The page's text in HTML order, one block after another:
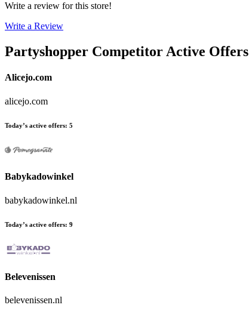
Write a review for this store!
Write a Review
Partyshopper Competitor Active Offers
Alicejo.com
alicejo.com
Today’s active offers: 5
Babykadowinkel
babykadowinkel.nl
Today’s active offers: 9
Belevenissen
belevenissen.nl